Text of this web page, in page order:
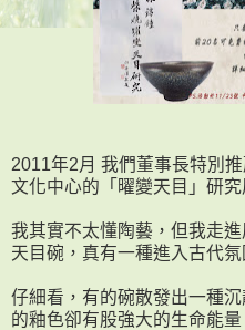
2011年2月 我們董事長特別
文化中心的「曜變天目」研究
我其實不太懂陶藝，但我走
天目碗，真有一種進入古代氛
仔細看，有的碗散發出一種
的釉色卻有股強大的生命能